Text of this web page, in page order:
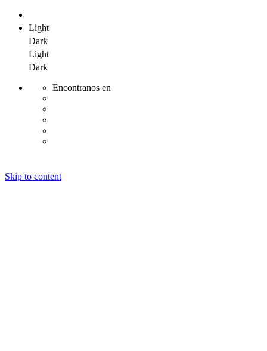
Light
Dark
Light
Dark
Encontranos en
Skip to content